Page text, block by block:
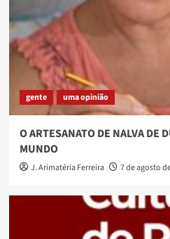
gente uma opinião
O ARTESANATO DE NALVA DE
MUNDO
J. Arimatéria Ferreira 7 de agosto